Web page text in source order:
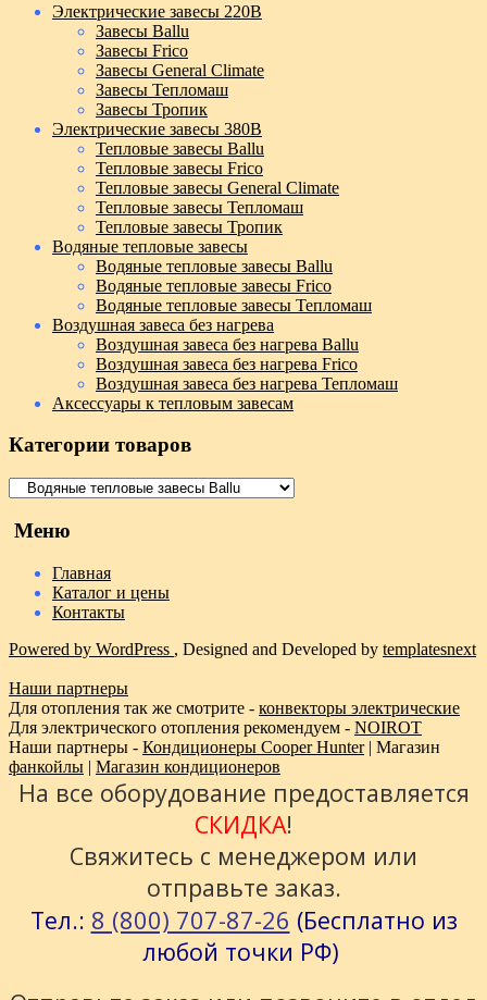
Электрические завесы 220В
Завесы Ballu
Завесы Frico
Завесы General Climate
Завесы Тепломаш
Завесы Тропик
Электрические завесы 380В
Тепловые завесы Ballu
Тепловые завесы Frico
Тепловые завесы General Climate
Тепловые завесы Тепломаш
Тепловые завесы Тропик
Водяные тепловые завесы
Водяные тепловые завесы Ballu
Водяные тепловые завесы Frico
Водяные тепловые завесы Тепломаш
Воздушная завеса без нагрева
Воздушная завеса без нагрева Ballu
Воздушная завеса без нагрева Frico
Воздушная завеса без нагрева Тепломаш
Аксессуары к тепловым завесам
Категории товаров
Меню
Главная
Каталог и цены
Контакты
Powered by WordPress , Designed and Developed by templatesnext
Наши партнеры
Для отопления так же смотрите - конвекторы электрические
Для электрического отопления рекомендуем - NOIROT
Наши партнеры - Кондиционеры Cooper Hunter| Магазин
фанкойлы | Магазин кондиционеров
На все оборудование предоставляется
СКИДКА!
Свяжитесь с менеджером или
отправьте заказ.
Тел.: 8 (800) 707-87-26 (Бесплатно из
любой точки РФ)